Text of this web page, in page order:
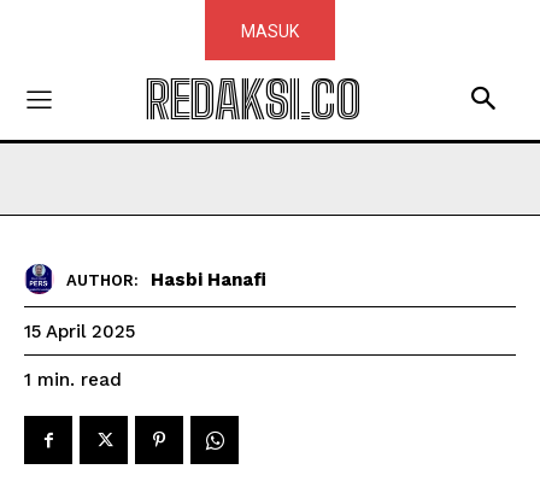
MASUK
REDAKSI.CO
AUTHOR: Hasbi Hanafi
15 April 2025
1 min. read